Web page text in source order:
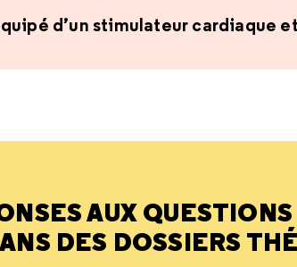
d’un stimulateur cardiaque
AUX
DES DOSSIERS